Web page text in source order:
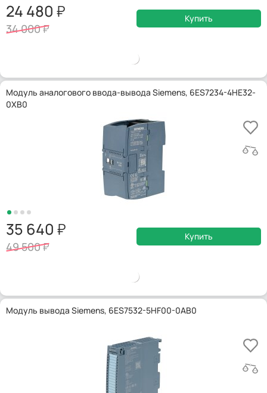
24 480
34 000
Купить
Модуль аналогового ввода-вывода Siemens, 6ES7234-4HE32-
0XB0
35 640
49 500
Купить
Модуль вывода Siemens, 6ES7532-5HF00-0AB0